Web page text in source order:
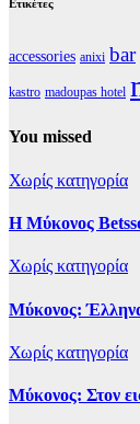
Ετικέτες
accessories anixi bar
kastro madoupas hotel
You missed
Χωρίς κατηγορία
Η Μύκονος
Χωρίς κατηγορία
Μύκονος:
Χωρίς κατηγορία
Μύκονος: Στον